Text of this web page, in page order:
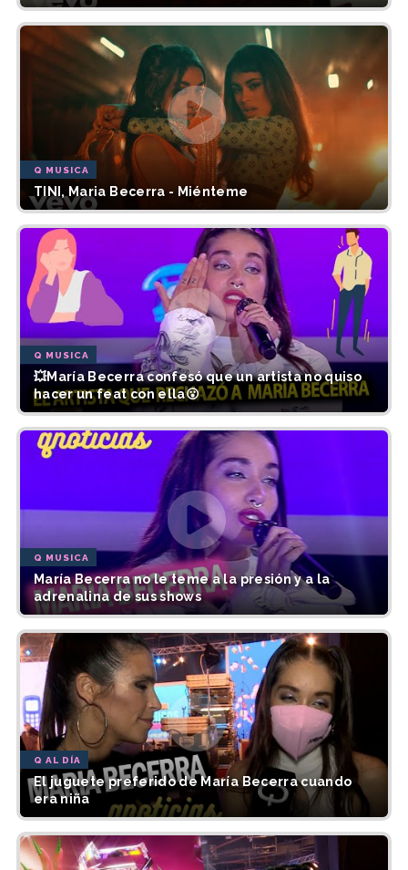
Q MUSICA
TINI, Maria Becerra - Miénteme
Q MUSICA
💥María Becerra confesó que un artista no quiso
hacer un feat con ella😮
Q MUSICA
María Becerra no le teme a la presión y a la
adrenalina de sus shows
Q AL DÍA
El juguete preferido de María Becerra cuando
era niña